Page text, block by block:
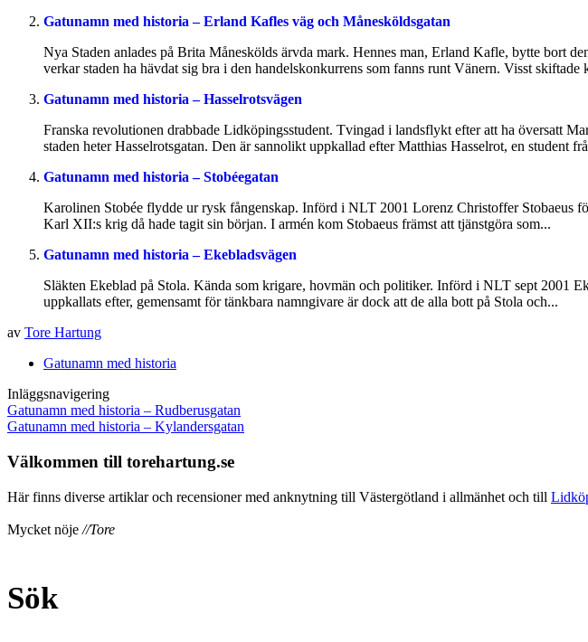
Gatunamn med historia – Erland Kafles väg och Månesköldsgatan
Nya Staden anlades på Brita Måneskölds ärvda mark. Hennes man, Erland Kafle, bytte
verkar staden ha hävdat sig bra i den handelskonkurrens som fanns runt Vänern. Visst skiftade
Gatunamn med historia – Hasselrotsvägen
Franska revolutionen drabbade Lidköpingsstudent. Tvingad i landsflykt efter att ha översatt
staden heter Hasselrotsgatan. Den är sannolikt uppkallad efter Matthias Hasselrot, en student
Gatunamn med historia – Stobéegatan
Karolinen Stobée flydde ur rysk fångenskap. Införd i NLT 2001 Lorenz Christoffer Stobaeus
Karl XII:s krig då hade tagit sin början. I armén kom Stobaeus främst att tjänstgöra som...
Gatunamn med historia – Ekebladsvägen
Släkten Ekeblad på Stola. Kända som krigare, hovmän och politiker. Införd i NLT sept 2001
uppkallats efter, gemensamt för tänkbara namngivare är dock att de alla bott på Stola och...
av Tore Hartung
Gatunamn med historia
Inläggsnavigering
Gatunamn med historia – Rudberusgatan
Gatunamn med historia – Kylandersgatan
Välkommen till torehartung.se
Här finns diverse artiklar och recensioner med anknytning till Västergötland i allmänhet och till
Mycket nöje //Tore
Sök